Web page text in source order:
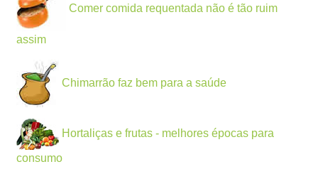
Comer comida requentada não é tão ruim
assim
Chimarrão faz bem para a saúde
Hortaliças e frutas - melhores épocas para
consumo